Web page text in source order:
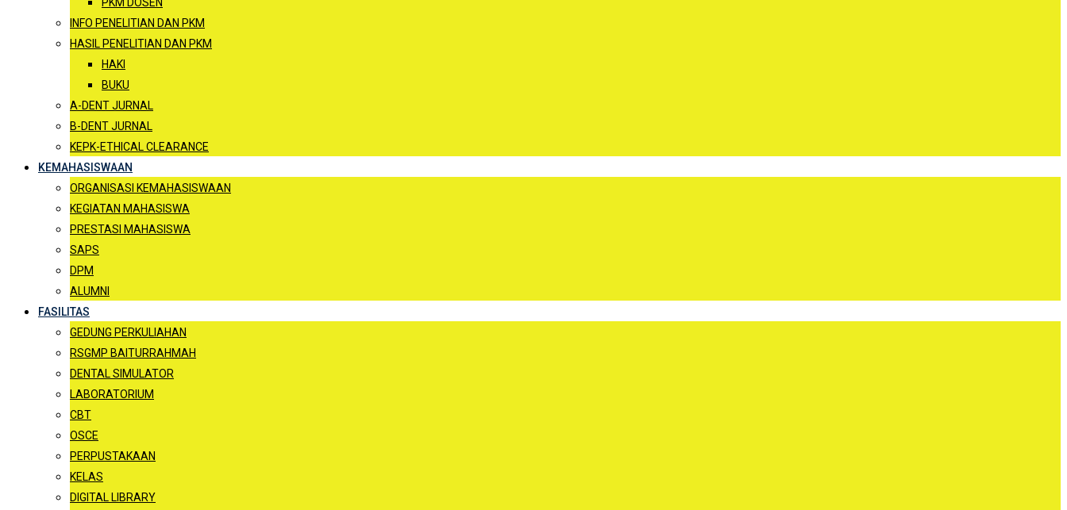
INFO PENELITIAN DAN PKM
HASIL PENELITIAN DAN PKM
HAKI
BUKU
A-DENT JURNAL
B-DENT JURNAL
KEPK-ETHICAL CLEARANCE
KEMAHASISWAAN
ORGANISASI KEMAHASISWAAN
KEGIATAN MAHASISWA
PRESTASI MAHASISWA
SAPS
DPM
ALUMNI
FASILITAS
GEDUNG PERKULIAHAN
RSGMP BAITURRAHMAH
DENTAL SIMULATOR
LABORATORIUM
CBT
OSCE
PERPUSTAKAAN
KELAS
DIGITAL LIBRARY